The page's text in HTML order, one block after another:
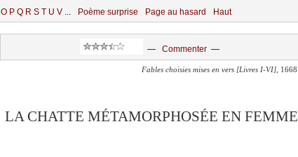
O P Q R S T U V ... Poème surprise Page au hasard Haut
— Commenter—
Fables choisies mises en vers [Livres I-VI] , 1668
LA CHATTE MÉTAMORPHOSÉE EN FEMME